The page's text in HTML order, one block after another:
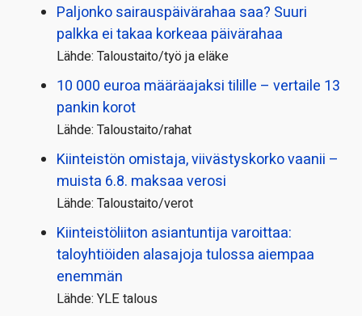
Paljonko sairauspäivä­rahaa saa? Suuri
palkka ei takaa korkeaa päivärahaa
Lähde: Taloustaito/työ ja eläke
10 000 euroa määräajaksi tilille – vertaile 13
pankin korot
Lähde: Taloustaito/rahat
Kiinteistön omistaja, viivästyskorko vaanii –
muista 6.8. maksaa verosi
Lähde: Taloustaito/verot
Kiinteistö­liiton asiantuntija varoittaa:
taloyhtiöiden alasajoja tulossa aiempaa
enemmän
Lähde: YLE talous